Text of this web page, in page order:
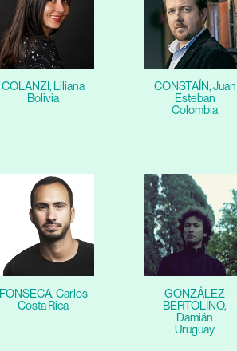
COLANZI, Liliana
Bolivia
CONSTAÍN, Juan
Esteban
Colombia
FONSECA, Carlos
Costa Rica
GONZÁLEZ
BERTOLINO,
Damián
Uruguay